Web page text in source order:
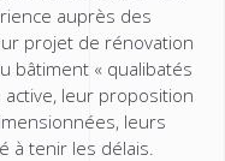
auprès des
projet de rénovation
bâtiment « qualibatés
leur proposition
leurs
à tenir les délais.